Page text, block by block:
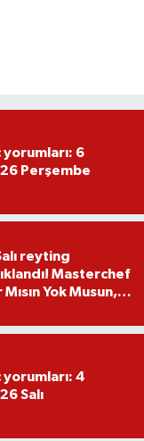
yorumları: 6
Perşembe
reyting
Masterchef
Yok Musun,
yorumları: 4
Salı